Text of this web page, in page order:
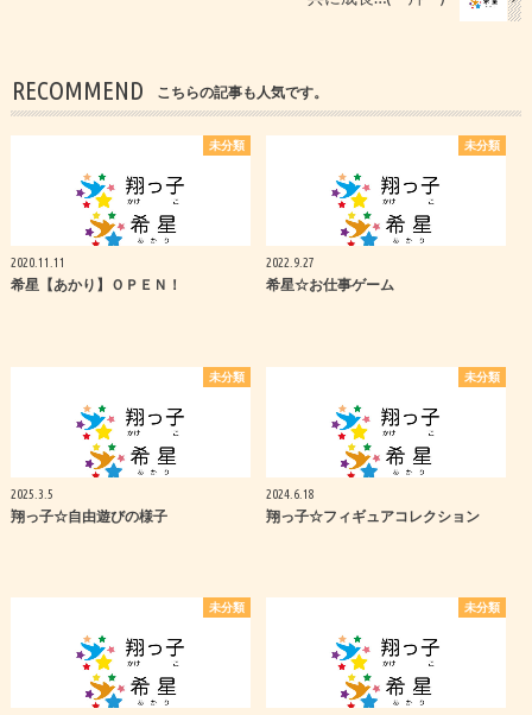
RECOMMEND こちらの記事も人気です。
未分類
2020.11.11
希星【あかり】ＯＰＥＮ！
未分類
2022.9.27
希星☆お仕事ゲーム
未分類
2025.3.5
翔っ子☆自由遊びの様子
未分類
2024.6.18
翔っ子☆フィギュアコレクション
未分類 未分類